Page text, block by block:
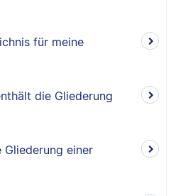
für meine
die Gliederung
Gliederung einer